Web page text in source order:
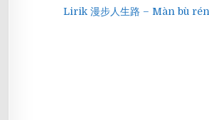
Lirik 漫步人生路 – Màn bù